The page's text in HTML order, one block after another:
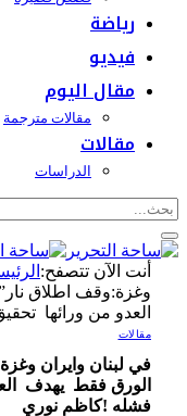
رياضة
فيديو
مقال اليوم
مقالات مترجمة
مقالات
الدراسات
أنت الآن تتصفح:
وغزة:وقف اطلاق
العدو من ورائها
مقالات
في لبنان وايران
الورق فقط يهدف
فشله !كاظم نوري